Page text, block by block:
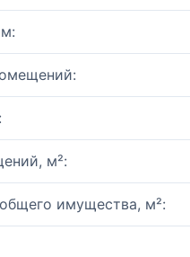
м²:
имущества, м²: